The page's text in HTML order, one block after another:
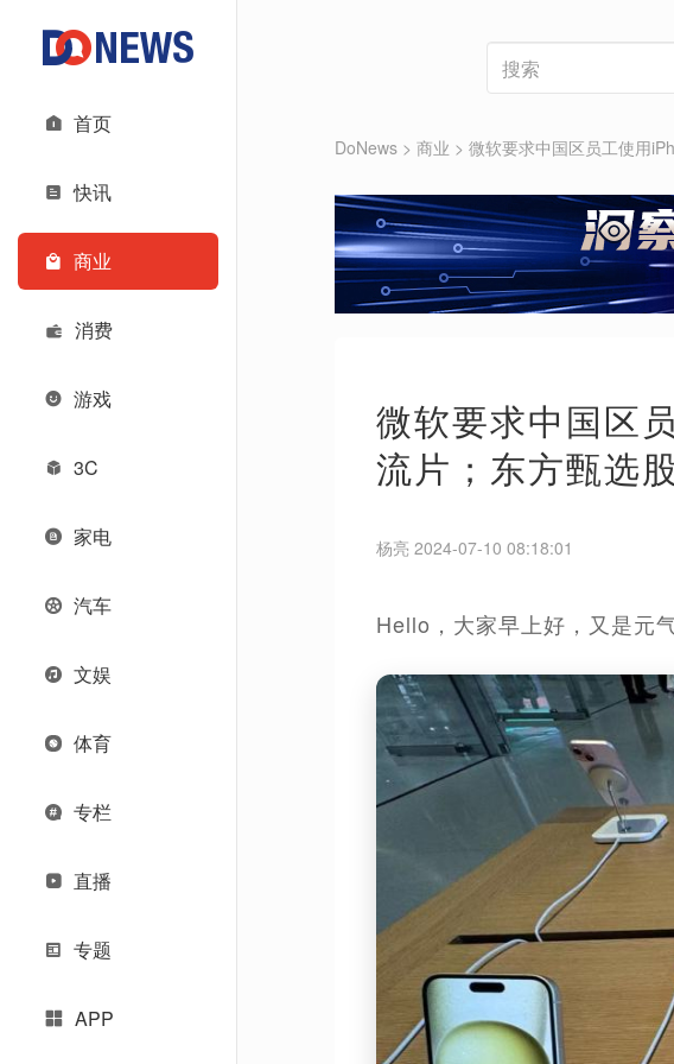
首页
快讯
商业
消费
游戏
3C
家电
汽车
文娱
体育
专栏
直播
专题
APP
DoNews > 商业 > 微软要求中国区员工使用
微软要求中国区
流片；东方甄选
杨亮 2024-07-10 08:18:01
Hello，大家早上好，又是元